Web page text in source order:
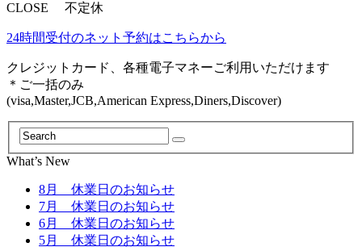
CLOSE 不定休
24時間受付のネット予約はこちらから
クレジットカード、各種電子マネーご利用いただけます
＊ご一括のみ
(visa,Master,JCB,American Express,Diners,Discover)
What’s New
8月 休業日のお知らせ
7月 休業日のお知らせ
6月 休業日のお知らせ
5月 休業日のお知らせ